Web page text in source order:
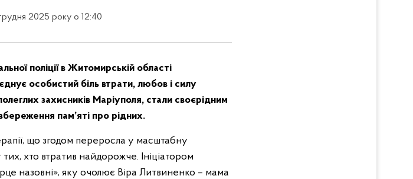
2025 року о 12:40
поліції в Житомирській області
особистий біль втрати, любов і силу
захисників Маріуполя, стали своєрідним
пам’яті про рідних.
що згодом переросла у масштабну
хто втратив найдорожче. Ініціатором
назовні», яку очолює Віра Литвиненко – мама